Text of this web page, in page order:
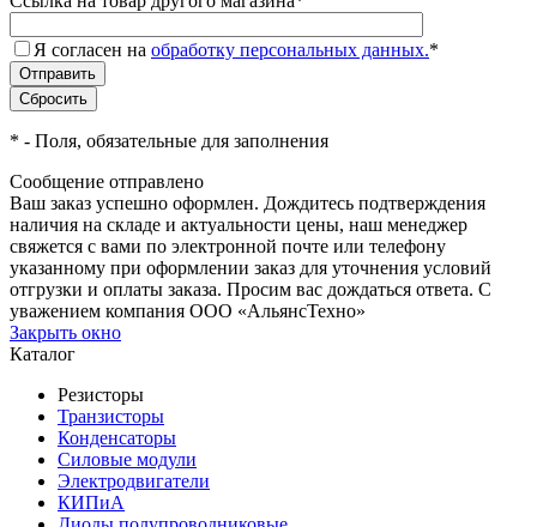
Я согласен на обработку персональных данных.*
* - Поля, обязательные для заполнения
Сообщение отправлено
Ваш заказ успешно оформлен. Дождитесь подтверждения
наличия на складе и актуальности цены, наш менеджер
свяжется с вами по электронной почте или телефону
указанному при оформлении заказ для уточнения условий
отгрузки и оплаты заказа. Просим вас дождаться ответа. С
уважением компания ООО «АльянсТехно»
Закрыть окно
Каталог
Резисторы
Транзисторы
Конденсаторы
Силовые модули
Электродвигатели
КИПиА